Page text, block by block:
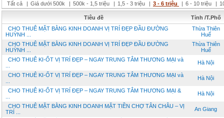
Tất cả
| Giá dưới 500k | 500k - 1,5 triệu | 1,5 - 3 triệu | 3 - 6 triệu | 6 - 10 triệu |
Tiêu đề
Tỉnh /T.Phố
CHO THUÊ MẶT BẰNG KINH DOANH VỊ TRÍ ĐẸP ĐẦU ĐƯỜNG
HUỲNH ...
Thừa Thiên
Huế
CHO THUÊ MẶT BẰNG KINH DOANH VỊ TRÍ ĐẸP ĐẦU ĐƯỜNG
HUỲNH ...
Thừa Thiên
Huế
CHO THUÊ KI-ỐT VỊ TRÍ ĐẸP – NGAY TRUNG TÂM THƯƠNG MẠI và
Hà Nội
CHO THUÊ KI-ỐT VỊ TRÍ ĐẸP – NGAY TRUNG TÂM THƯƠNG MẠI và
Hà Nội
CHO THUÊ KI-ỐT VỊ TRÍ ĐẸP – NGAY TRUNG TÂM THƯƠNG MẠI &
Hà Nội
CHO THUÊ MẶT BẰNG KINH DOANH MẶT TIỀN CHỢ TÂN CHÂU – VỊ
TRÍ ...
An Giang